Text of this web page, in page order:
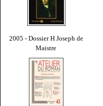
2005 - Dossier H Joseph de
Maistre